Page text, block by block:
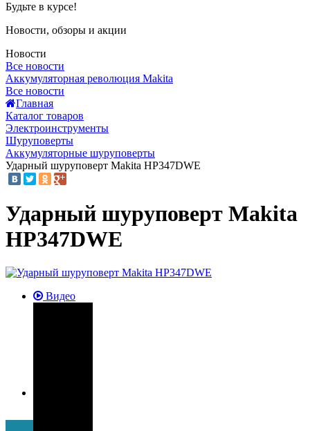
Будьте в курсе!
Новости, обзоры и акции
Новости
Все новости
Аккумуляторная революция Makita
Все новости
Главная
Каталог товаров
Электроинструменты
Шуруповерты
Аккумуляторные шуруповерты
Ударный шуруповерт Makita HP347DWE
Ударный шуруповерт Makita
HP347DWE
Видео